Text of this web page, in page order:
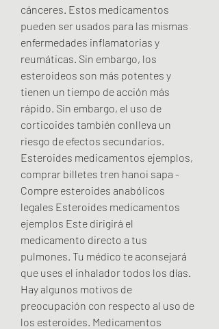
cánceres. Estos medicamentos
pueden ser usados para las mismas
enfermedades inflamatorias y
reumáticas. Sin embargo, los
esteroideos son más potentes y
tienen un tiempo de acción más
rápido. Sin embargo, el uso de
corticoides también conlleva un
riesgo de efectos secundarios.
Esteroides medicamentos ejemplos,
comprar billetes tren hanoi sapa -
Compre esteroides anabólicos
legales Esteroides medicamentos
ejemplos Este dirigirá el
medicamento directo a tus
pulmones. Tu médico te aconsejará
que uses el inhalador todos los días.
Hay algunos motivos de
preocupación con respecto al uso de
los esteroides. Medicamentos